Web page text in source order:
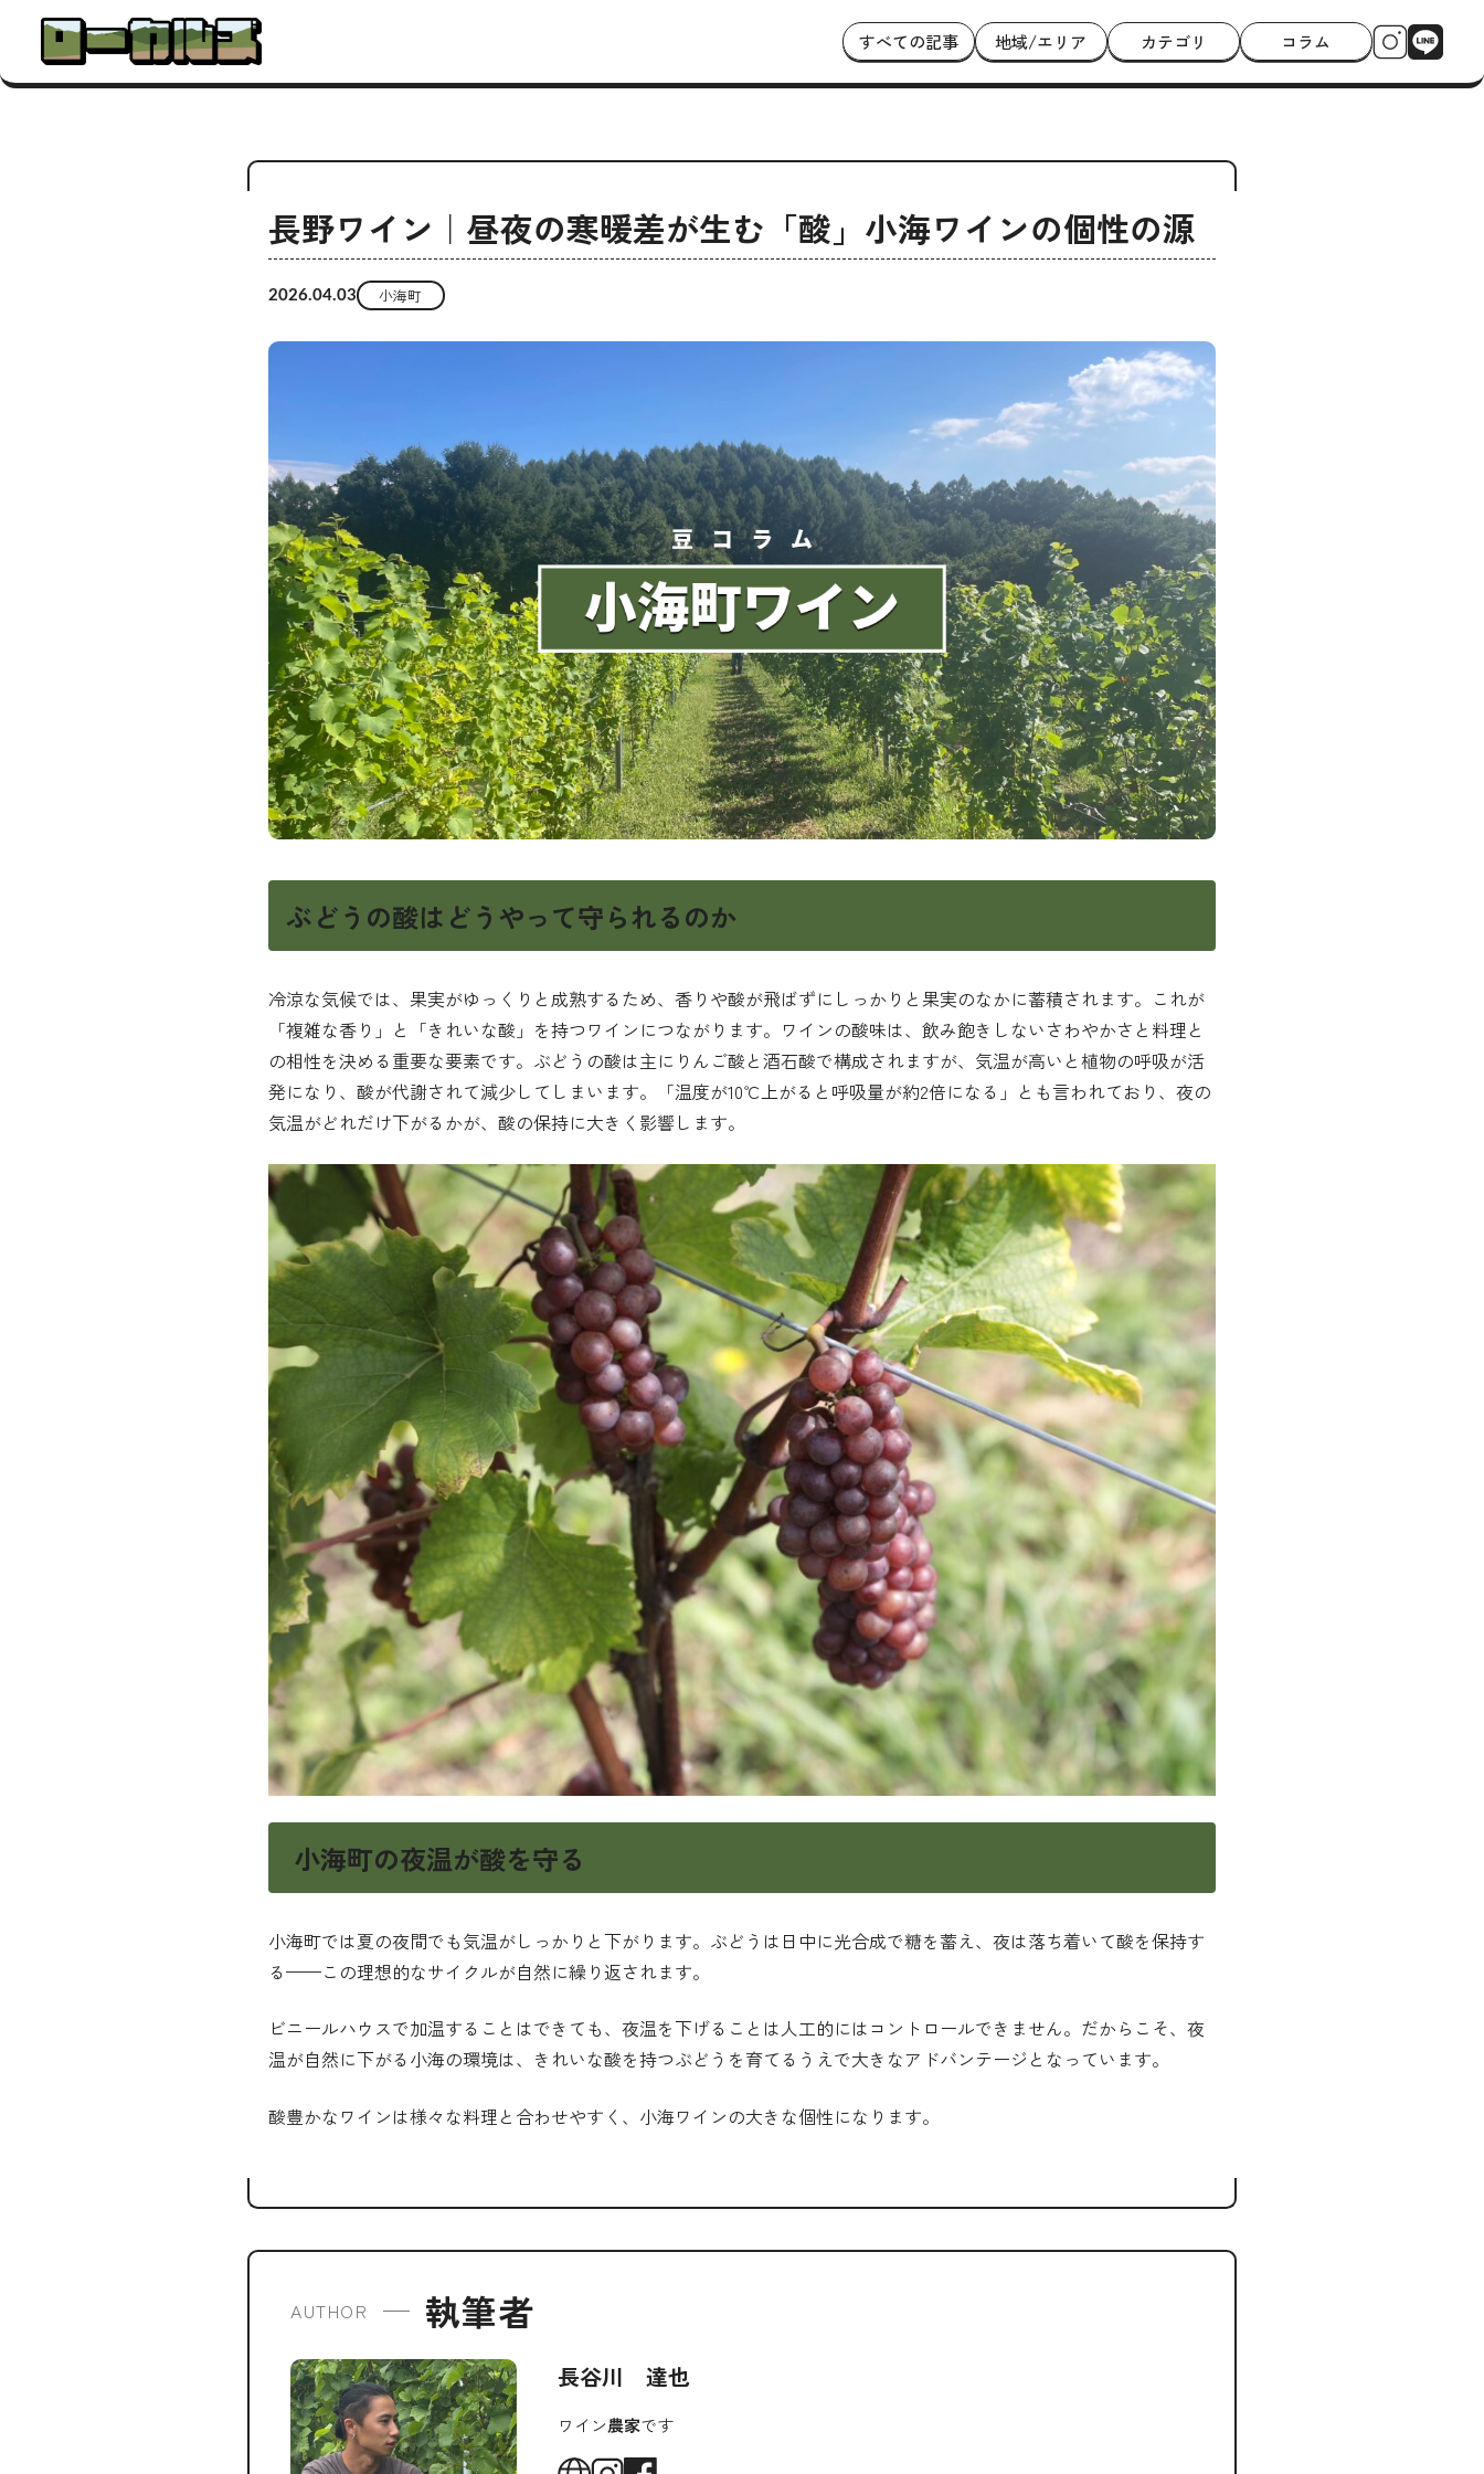
すべての記事 地域/エリア カテゴリ コラム
長野ワイン｜昼夜の寒暖差が生む「酸」小海ワインの個性の源
2026.04.03 小海町
ぶどうの酸はどうやって守られるのか
冷涼な気候では、果実がゆっくりと成熟するため、香りや酸が飛ばずにしっかりと果実のなかに蓄積されます。これが
「複雑な香り」と「きれいな酸」を持つワインにつながります。ワインの酸味は、飲み飽きしないさわやかさと料理と
の相性を決める重要な要素です。ぶどうの酸は主にりんご酸と酒石酸で構成されますが、気温が高いと植物の呼吸が活
発になり、酸が代謝されて減少してしまいます。「温度が10℃上がると呼吸量が約2倍になる」とも言われており、夜の
気温がどれだけ下がるかが、酸の保持に大きく影響します。
小海町の夜温が酸を守る
小海町では夏の夜間でも気温がしっかりと下がります。ぶどうは日中に光合成で糖を蓄え、夜は落ち着いて酸を保持す
る——この理想的なサイクルが自然に繰り返されます。
ビニールハウスで加温することはできても、夜温を下げることは人工的にはコントロールできません。だからこそ、夜
温が自然に下がる小海の環境は、きれいな酸を持つぶどうを育てるうえで大きなアドバンテージとなっています。
酸豊かなワインは様々な料理と合わせやすく、小海ワインの大きな個性になります。
AUTHOR 執筆者
長谷川 達也
ワイン農家です